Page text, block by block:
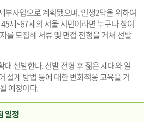
부사업으로 계획됐으며, 인생2막을 위하여
세~67세의 서울 시민이라면 누구나 참여
를 모집해 서류 및 면접 전형을 거쳐 선발
선발한다. 선발 전형 후 젊은 세대와 일
설계 방법 등에 대한 변화적응 교육을 거
예정이다.
일정